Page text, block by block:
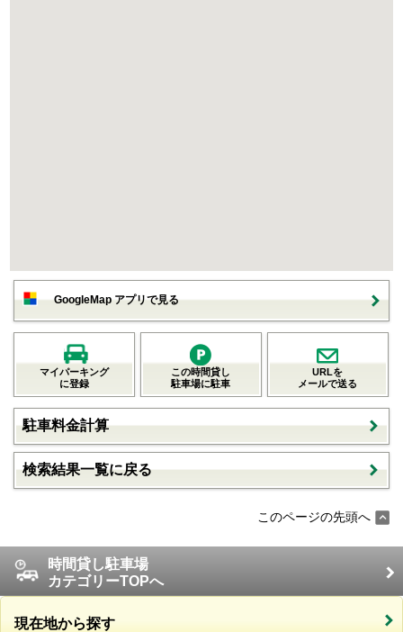
GoogleMap アプリで見る
マイパーキング
に登録
この時間貸し
駐車場に駐車
URLを
メールで送る
駐車料金計算
検索結果一覧に戻る
このページの先頭へ
時間貸し駐車場
カテゴリーTOPへ
現在地から探す